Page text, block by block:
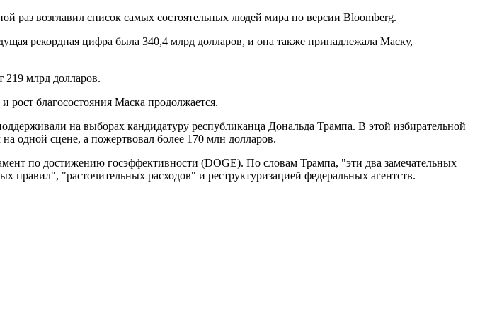
раз возглавил список самых состоятельных людей мира по версии Bloomberg.
рекордная цифра была 340,4 млрд долларов, и она также принадлежала Маску,
млрд долларов.
благосостояния Маска продолжается.
на выборах кандидатуру республиканца Дональда Трампа. В этой избирательной
одной сцене, а пожертвовал более 170 млн долларов.
по достижению госэффективности (DOGE). По словам Трампа, "эти два замечательных
"расточительных расходов" и реструктуризацией федеральных агентств.